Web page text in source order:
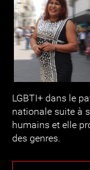
LGBTI+ dans le
nationale suite à
humains et elle
des genres.